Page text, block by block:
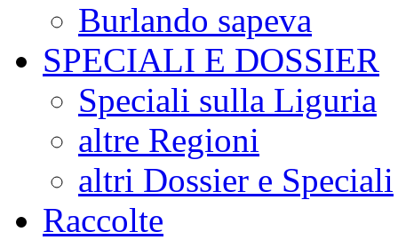
Burlando sapeva
SPECIALI E DOSSIER
Speciali sulla Liguria
altre Regioni
altri Dossier e Speciali
Raccolte